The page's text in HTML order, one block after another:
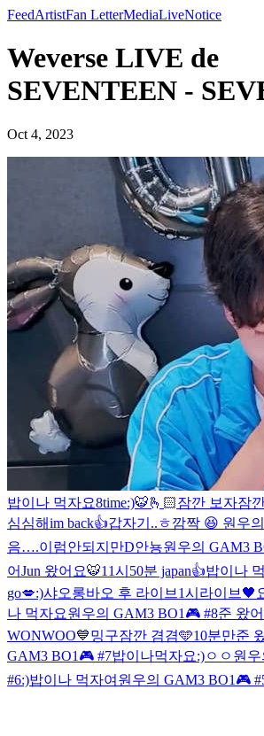
FeedArtistFan LetterMediaLiveNotice
Weverse LIVE de
SEVENTEEN -
Oct 4, 2023
밥이나 먹자요8time:)🐯🫰🏻잠깐 보자잠
심심해im back👍갑자기..ㅎ깜짝 😆 원우
음….이럼안되지만D안뇽원우의 GAM3
어Jun 왔어요🐯11시50분 japan👍밥이나
go💋:)샤오롱바오 후 라이브 1시라이브🖤
나 먹자요원우의 GAM3 BO1🎮 #8준 왔
WONWOO💙밍구잠깐 겸겸🩵10분만준
GAM3 BO1🎮 #7밥이나먹자요:)ㅇ ㅇ 원
#6:)밥이나 먹자여 원우의 GAM3 BO1🎮